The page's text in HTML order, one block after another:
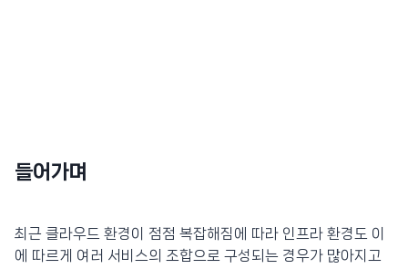
들어가며
최근 클라우드 환경이 점점 복잡해짐에 따라 인프라 환경도 이
에 따르게 여러 서비스의 조합으로 구성되는 경우가 많아지고